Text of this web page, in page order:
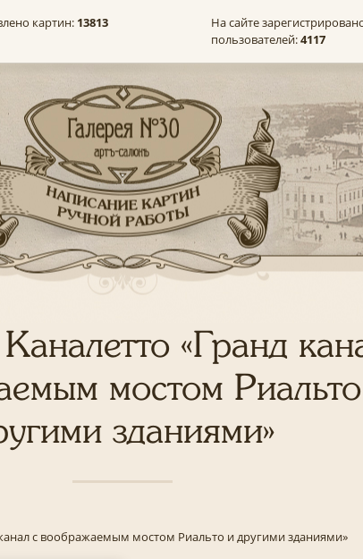
картин: 13813
На сайте
пользователей:4117
«Гранд
мостом
зданиями»
с воображаемым мостом Риальто и другими зданиями»